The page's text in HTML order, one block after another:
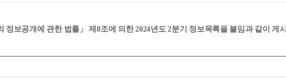
정보공개에 관한 법률」 제8조에 의한 2024년도 2분기 정보목록을 붙임과 같이 게